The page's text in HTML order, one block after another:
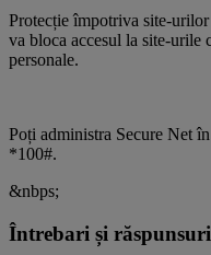
Protecție împotriva site-
va bloca accesul la site-urile
personale.
Poți administra Secure Net în
*100#.
&nbps;
Întrebari și răspunsuri